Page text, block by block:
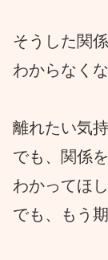
そうした関
わからなく
離れたい気
でも、関係
わかってほ
でも、もう